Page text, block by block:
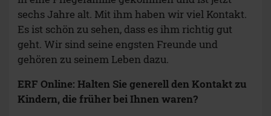
sechs Jahre alt. Mit ihm haben wir viel Kontakt.
Es ist schön zu sehen, dass es ihm richtig gut
geht. Wir sind seine engsten Freunde und
gehören zu seinem Leben dazu.
ERF Online: Halten Sie generell den Kontakt zu
Kindern, die früher bei Ihnen waren?